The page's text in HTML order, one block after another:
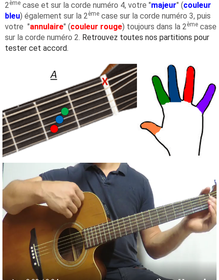
2ème case et sur la corde numéro 4, votre "majeur" (couleur
bleu) également sur la 2ème case sur la corde numéro 3, puis
votre "annulaire" (couleur rouge) toujours dans la 2ème case
sur la corde numéro 2. Retrouvez toutes nos partitions pour
tester cet accord.